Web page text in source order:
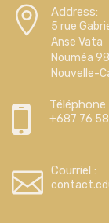
Address:
5 rue
Anse Vata
Nouméa
Nouvelle-
Téléphone
+687 76
Courriel :